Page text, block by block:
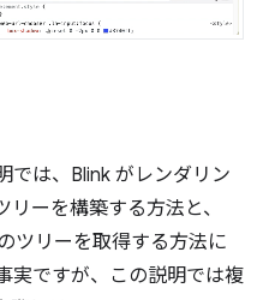
では、Blink がレンダリン
ーを構築する方法と、
ツリーを取得する方法に
実ですが、この説明では複